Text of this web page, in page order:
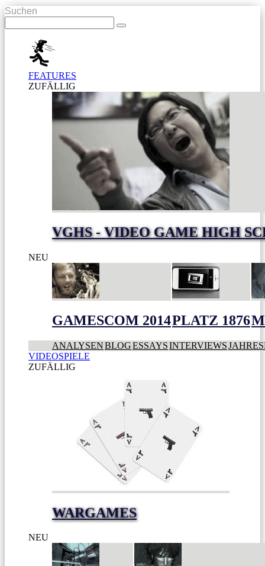
Suchen
FEATURES
ZUFÄLLIG
VGHS - VIDEO GAME HIGH
NEU
GAMESCOM 2014PLATZ 1876
ANALYSENBLOGESSAYSINTERVIEWS
VIDEOSPIELE
ZUFÄLLIG
WARGAMES
NEU